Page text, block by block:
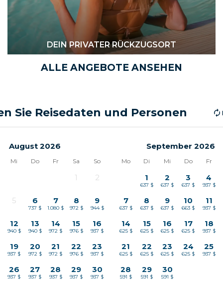
DEIN PRIVATER RÜCKZUGSORT
ALLE ANGEBOTE ANSEHEN
Sie Reisedaten und Personen
August 2026
Mi Do Fr Sa So
1 2
5 6
737 $
7
1.080 $
8
972 $
9
944 $
12
940 $
13
940 $
14
972 $
15
976 $
16
937 $
19
937 $
20
972 $
21
972 $
22
976 $
23
937 $
26
937 $
27
937 $
28
937 $
29
937 $
30
937 $
September 2026
Mo Di Mi Do Fr
1
637 $
2
637 $
3
637 $
4
937 $
7
637 $
8
637 $
9
637 $
10
663 $
11
937 $
14
625 $
15
625 $
16
625 $
17
625 $
18
937 $
21
625 $
22
625 $
23
625 $
24
625 $
25
937 $
28
591 $
29
591 $
30
591 $